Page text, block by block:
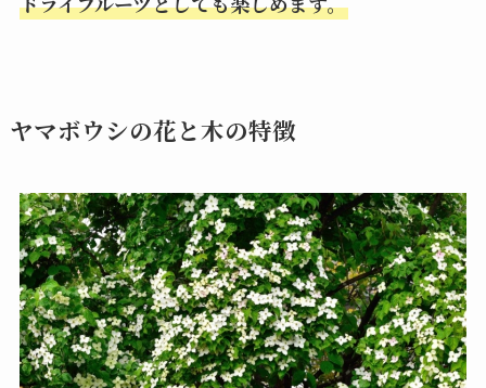
ヤマボウシの花と木の特徴